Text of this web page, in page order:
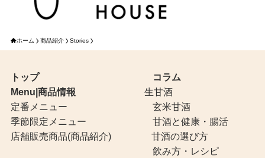
ホーム 商品紹介 Stories
トップ
コラム
Menu|商品情報
生甘酒
定番メニュー
玄米甘酒
季節限定メニュー
甘酒と健康・腸活
店舗販売商品(商品紹介)
甘酒の選び方
飲み方・レシピ